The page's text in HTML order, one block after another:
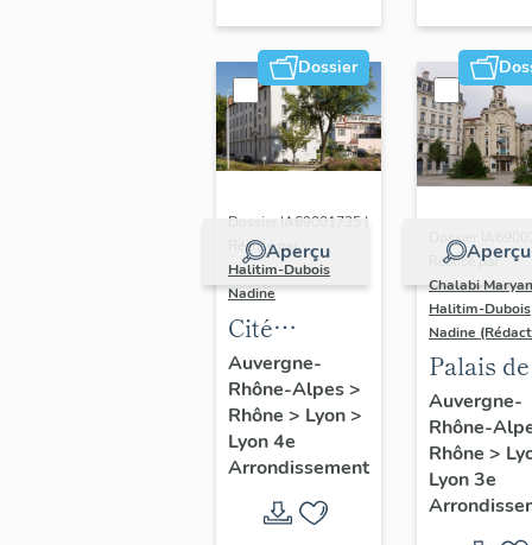
Dossier
Aperçu
Dossier IA69001735 |
Réalisé par
Halitim-Dubois
Nadine
Cité
ouvrière
Philippe-de-
Lasalle à la
Croix-
Rousse
actuellement
Auvergne-
Rhône-Alpes>
Rhône > Lyon>
Lyon 4e
Arrondissement
Aperçu
Dossier
Réalisé par
Chalabi
Halitim-Dubois
Nadine
Palais
Centre
d'action
sociale
Auvergne-
Rhône-
Rhône >
Lyon 3e